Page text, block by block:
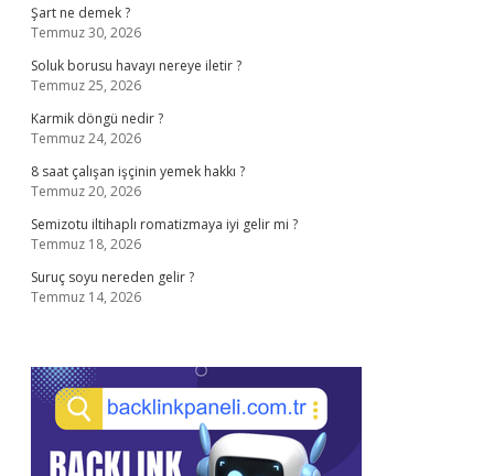
Şart ne demek ?
Temmuz 30, 2026
Soluk borusu havayı nereye iletir ?
Temmuz 25, 2026
Karmik döngü nedir ?
Temmuz 24, 2026
8 saat çalışan işçinin yemek hakkı ?
Temmuz 20, 2026
Semizotu iltihaplı romatizmaya iyi gelir mi ?
Temmuz 18, 2026
Suruç soyu nereden gelir ?
Temmuz 14, 2026